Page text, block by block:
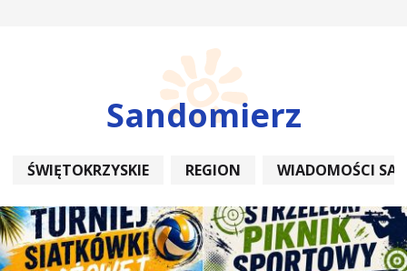
Sandomierz
ŚWIĘTOKRZYSKIE REGION WIADOMOŚCI